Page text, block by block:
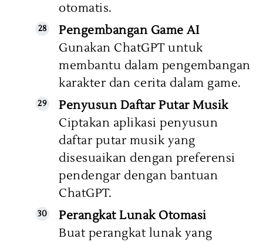
otomatis.
Pengembangan Game AI
Gunakan ChatGPT untuk
membantu dalam pengembangan
karakter dan cerita dalam game.
Penyusun Daftar Putar Musik
Ciptakan aplikasi penyusun
daftar putar musik yang
disesuaikan dengan preferensi
pendengar dengan bantuan
ChatGPT.
Perangkat Lunak Otomasi
Buat perangkat lunak yang